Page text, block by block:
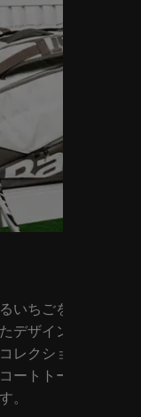
いちごを思わせる
デザインと妥協の
レクションのバッ
ートトーナメント
。